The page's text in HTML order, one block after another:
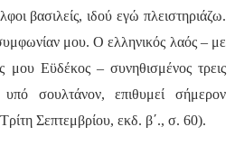
βασιλείς, ιδού εγώ πλειστηριάζω.
μου. Ο ελληνικός λαός – με
μου Εϋδέκος – συνηθισμένος τρεις
σουλτάνον, επιθυμεί σήμερον
Σεπτεμβρίου, εκδ. β΄., σ. 60).